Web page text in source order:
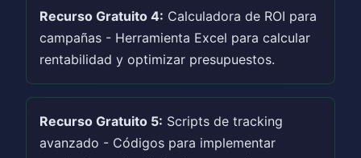
Recurso Gratuito 4: Calculadora de ROI para
campañas - Herramienta Excel para calcular
rentabilidad y optimizar presupuestos.
Recurso Gratuito 5: Scripts de tracking
avanzado - Códigos para implementar